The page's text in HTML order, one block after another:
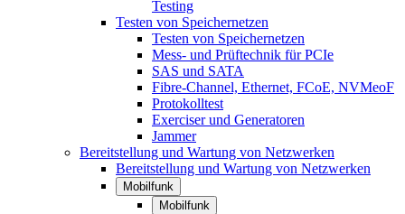
Testing
Testen von Speichernetzen
Testen von Speichernetzen
Mess- und Prüftechnik für PCIe
SAS und SATA
Fibre-Channel, Ethernet, FCoE, NVMeoF
Protokolltest
Exerciser und Generatoren
Jammer
Bereitstellung und Wartung von Netzwerken
Bereitstellung und Wartung von Netzwerken
Mobilfunk
Mobilfunk